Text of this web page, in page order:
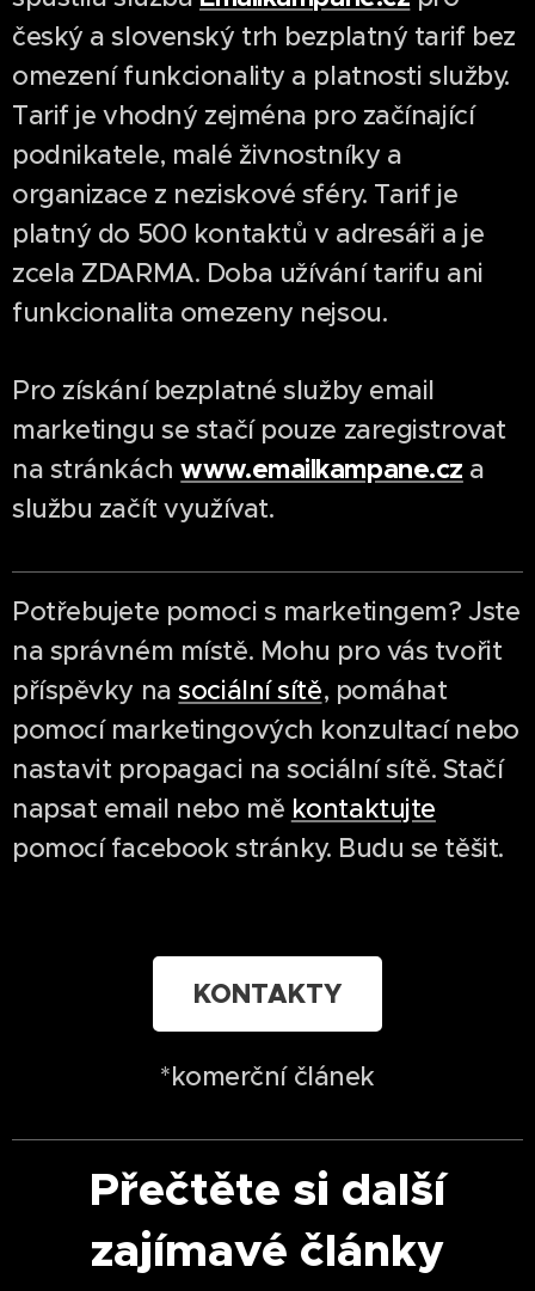
český a slovenský trh bezplatný tarif bez
omezení funkcionality a platnosti služby.
Tarif je vhodný zejména pro začínající
podnikatele, malé živnostníky a
organizace z neziskové sféry. Tarif je
platný do 500 kontaktů v adresáři a je
zcela ZDARMA. Doba užívání tarifu ani
funkcionalita omezeny nejsou.
Pro získání bezplatné služby email
marketingu se stačí pouze zaregistrovat
na stránkáchwww.emailkampane.cz a
službu začít využívat.
Potřebujete pomoci s marketingem? Jste
na správném místě. Mohu pro vás tvořit
příspěvky nasociální sítě, pomáhat
pomocí marketingových konzultací nebo
nastavit propagaci na sociální sítě. Stačí
napsat email nebo mě kontaktujte
pomocí facebook stránky. Budu se těšit.
KONTAKTY
*komerční článek
Přečtěte si další
zajímavé články